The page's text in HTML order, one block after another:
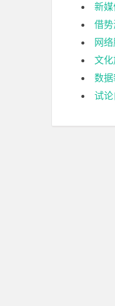
新
借
网
文
数
试